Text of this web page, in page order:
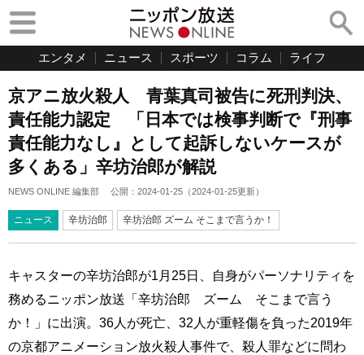
エンタメ ニュース スポーツ コラム ライフ
京アニ放火殺人 青葉真司被告に死刑判決、
責任能力認定 「日本では検事判断で『刑事
責任能力なし』として起訴しないケースが
多くある」辛坊治郎が解説
NEWS ONLINE 編集部 公開： 2024-01-25 （2024-01-25更新）
ニュース 辛坊治郎 辛坊治郎 ズーム そこまで言うか！
キャスターの辛坊治郎が1月25日、自身がパーソナリティを
務めるニッポン放送「辛坊治郎 ズーム そこまで言う
か！」に出演。36人が死亡、32人が重軽傷を負った2019年
の京都アニメーション放火殺人事件で、殺人罪などに問わ